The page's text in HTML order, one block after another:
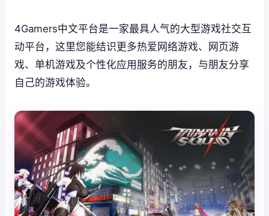
4Gamers中文平台是一家最具人气的大型游戏社交互
动平台，这里您能结识更多热爱网络游戏、网页游
戏、单机游戏及个性化应用服务的朋友，与朋友分享
自己的游戏体验。